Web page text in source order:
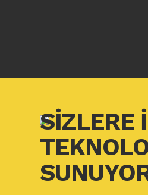
SİZLERE